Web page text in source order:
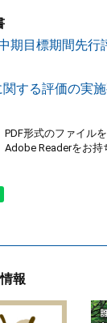
期目標期間先行
する評価の実施
PDF形式のファイル
Adobe Readerをお持
報